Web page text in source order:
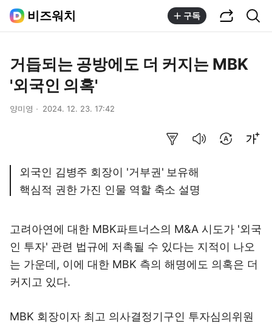
비즈워치 구독
거듭되는 공방에도 더 커지는 MBK
'외국인 의혹'
양미영 2024. 12. 23. 17:42
외국인 김병주 회장이 '거부권' 보유해
핵심적 권한 가진 인물 역할 축소 설명
고려아연에 대한 MBK파트너스의 M&A 시도가 '외국
인 투자' 관련 법규에 저촉될 수 있다는 지적이 나오
는 가운데, 이에 대한 MBK 측의 해명에도 의혹은 더
커지고 있다.
MBK 회장이자 최고 의사결정기구인 투자심의위원